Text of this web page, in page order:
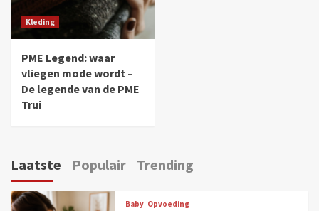
Kleding
PME Legend: waar
vliegen mode wordt –
De legende van de PME
Trui
Laatste Populair Trending
Baby Opvoeding